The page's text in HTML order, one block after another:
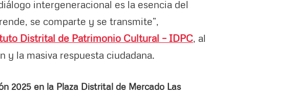
intergeneracional es la esencia del
se comparte y se transmite”,
Distrital de Patrimonio Cultural – IDPC , al
y la masiva respuesta ciudadana.
2025 en la Plaza Distrital de Mercado Las